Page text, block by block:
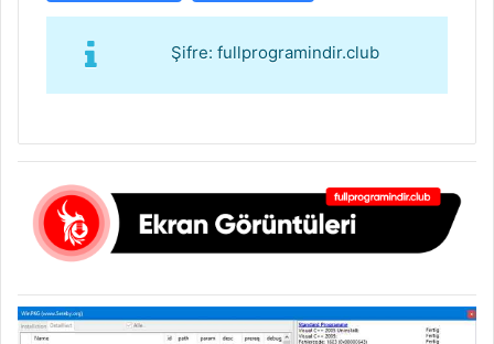
Şifre: fullprogramindir.club